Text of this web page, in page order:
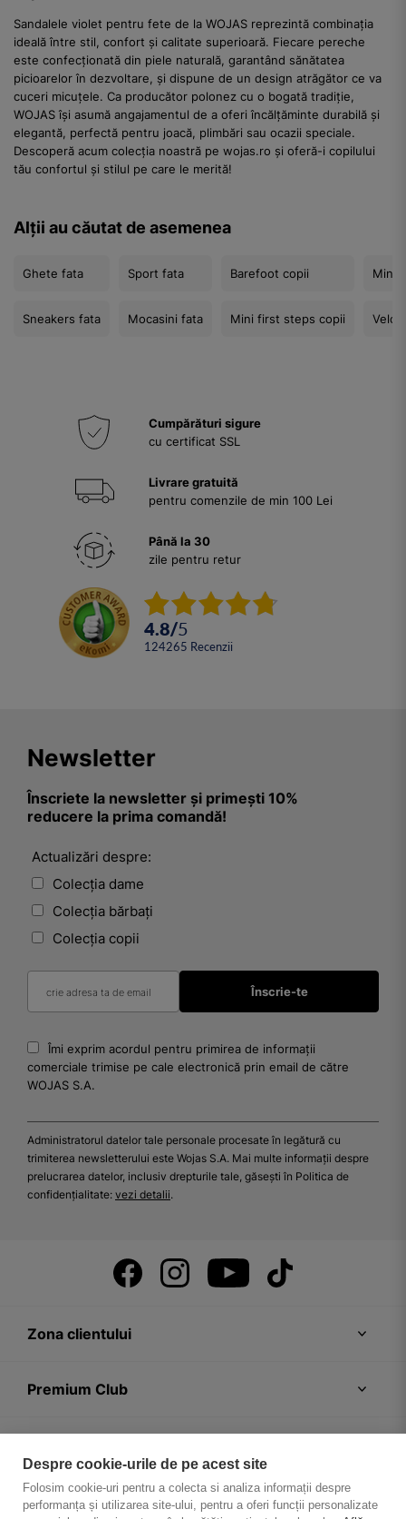
Sandalele violet pentru fete de la WOJAS reprezintă combinația
ideală între stil, confort și calitate superioară. Fiecare pereche
este confecționată din piele naturală, garantând sănătatea
picioarelor în dezvoltare, și dispune de un design atrăgător ce va
cuceri micuțele. Ca producător polonez cu o bogată tradiție,
WOJAS își asumă angajamentul de a oferi încălțăminte durabilă și
elegantă, perfectă pentru joacă, plimbări sau ocazii speciale.
Descoperă acum colecția noastră pe wojas.ro și oferă-i copilului
tău confortul și stilul pe care le merită!
Alții au căutat de asemenea
Ghete fata
Sneakers fata
Sport fata
Mocasini fata
Barefoot copii
Mini first steps copii
Mini
Cumpărături sigure
cu certificat SSL
Livrare gratuită
pentru comenzile de min 100 Lei
Până la 30
zile pentru retur
4.8/5
124265 Recenzii
Newsletter
Înscriete la newsletter și primești 10%
reducere la prima comandă!
Actualizări despre:
Colecția dame
Colecția bărbați
Colecția copii
Îmi exprim acordul pentru primirea de informații
comerciale trimise pe cale electronică prin email de către
WOJAS S.A.
Administratorul datelor tale personale procesate în legătură cu
trimiterea newsletterului este Wojas S.A. Mai multe informații despre
prelucrarea datelor, inclusiv drepturile tale, găsești în Politica de
confidențialitate: vezi detalii.
Zona clientului
Premium Club
Despre firmă
Despre cookie-urile de pe acest site
Folosim cookie-uri pentru a colecta si analiza informații despre
performanța și utilizarea site-ului, pentru a oferi funcții personalizate